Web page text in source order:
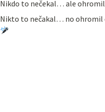
Nikdo to nečekal… ale ohromil
Nikto to nečakal… no ohromil